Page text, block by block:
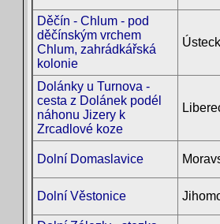
Děčín - Chlum - pod
děčínským vrchem
Chlum, zahrádkářská
kolonie
Dolánky u Turnova -
cesta z Dolánek podél
náhonu Jizery k
Zrcadlové koze
Dolní Domaslavice
Dolní Věstonice